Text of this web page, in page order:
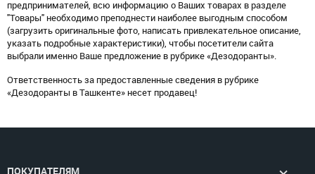
предпринимателей, всю информацию о Ваших товарах в разделе
"Товары" необходимо преподнести наиболее выгодным способом
(загрузить оригинальные фото, написать привлекательное описание,
указать подробные характеристики), чтобы посетители сайта
выбрали именно Ваше предложение в рубрике «Дезодоранты».
Ответственность за предоставленные сведения в рубрике
«Дезодоранты в Ташкенте» несет продавец!
ПОКУПАТЕЛЯМ